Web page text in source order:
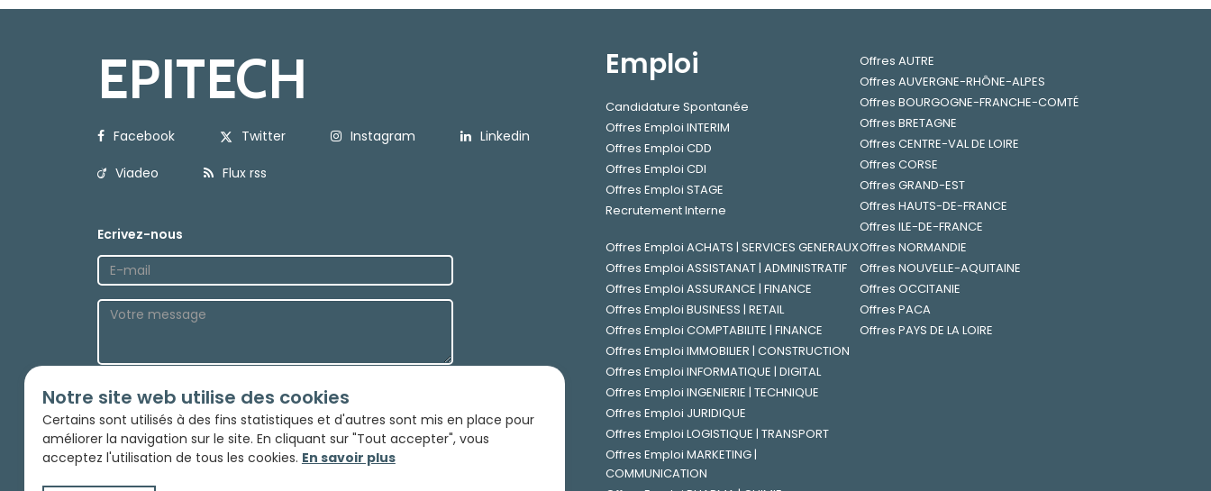
Notre site web utilise des cookies
Certains sont utilisés à des fins statistiques et d'autres sont mis en place pour
améliorer la navigation sur le site. En cliquant sur "Tout accepter", vous
acceptez l'utilisation de tous les cookies. En savoir plus
EPITECH
Facebook Twitter Instagram Linkedin
Viadeo Flux rss
Ecrivez-nous
Envoyez
Membre de Prism'Emploi
Emploi
Candidature Spontanée
Offres Emploi INTERIM
Offres Emploi CDD
Offres Emploi CDI
Offres Emploi STAGE
Recrutement Interne
Offres Emploi ACHATS | SERVICES GENERAUX
Offres Emploi ASSISTANAT | ADMINISTRATIF
Offres Emploi ASSURANCE | FINANCE
Offres Emploi BUSINESS | RETAIL
Offres Emploi COMPTABILITE | FINANCE
Offres Emploi IMMOBILIER | CONSTRUCTION
Offres Emploi INFORMATIQUE | DIGITAL
Offres Emploi INGENIERIE | TECHNIQUE
Offres Emploi JURIDIQUE
Offres Emploi LOGISTIQUE | TRANSPORT
Offres Emploi MARKETING |
COMMUNICATION
Offres AUTRE
Offres AUVERGNE-RHÔNE-ALPES
Offres BOURGOGNE-FRANCHE-COMTÉ
Offres BRETAGNE
Offres CENTRE-VAL DE LOIRE
Offres CORSE
Offres GRAND-EST
Offres HAUTS-DE-FRANCE
Offres ILE-DE-FRANCE
Offres NORMANDIE
Offres NOUVELLE-AQUITAINE
Offres OCCITANIE
Offres PACA
Offres PAYS DE LA LOIRE